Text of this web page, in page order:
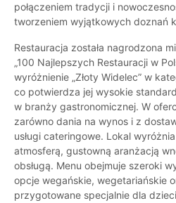
połączeniem tradycji i
tworzeniem wyjątkowych doznań
Restauracja została nagrodzona
„100 Najlepszych Restauracji w
wyróżnienie „Złoty Widelec” w
co potwierdza jej wysokie
w branży gastronomicznej. W
zarówno dania na wynos i z
usługi cateringowe. Lokal
atmosferą, gustowną aranżacją
obsługą. Menu obejmuje szeroki
opcje wegańskie, wegetariańskie
przygotowane specjalnie dla